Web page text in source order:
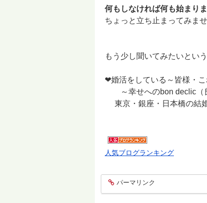
何もしなければ何も始まり
ちょっと立ち止まってみませ
もう少し聞いてみたいという
❤婚活をしている～皆様・
～幸せへのbon declic（
東京・銀座・日本橋の結
人気ブログランキング
entry1753
パーマリンク